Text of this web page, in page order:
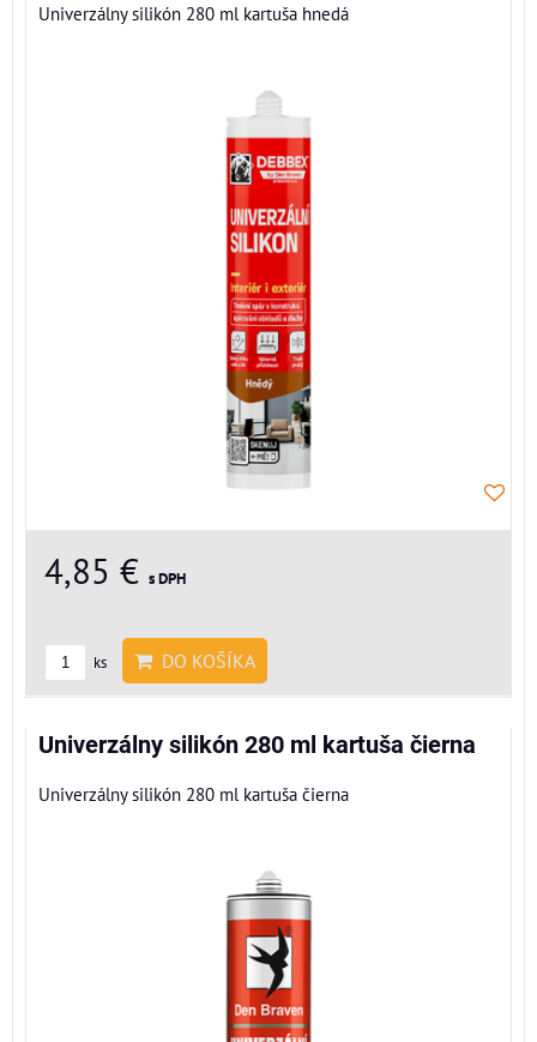
Univerzálny silikón 280 ml kartuša hnedá
4,85 € s DPH
ks DO KOŠÍKA
Univerzálny silikón 280 ml kartuša čierna
Univerzálny silikón 280 ml kartuša čierna